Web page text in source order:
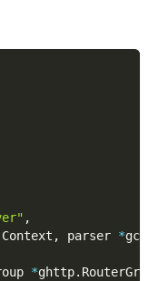
,
Context , parser *gcmd
*ghttp.